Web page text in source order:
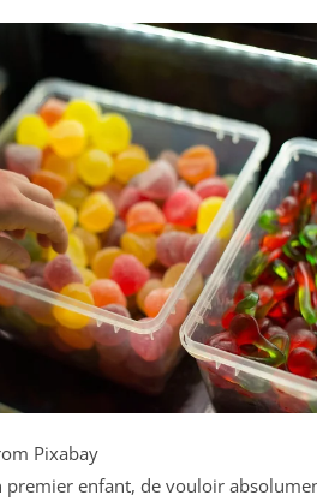
Pixabay
premier enfant, de vouloir